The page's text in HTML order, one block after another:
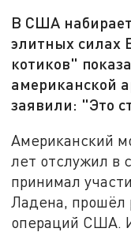
В США
элитных силах
котиков"
американской
заявили: "Это
Американский
лет отслужил в
принимал
Ладена, прошёл
операций США.